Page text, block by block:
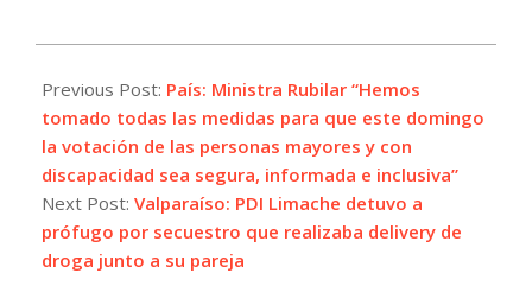
12-
19
Previous Post: País: Ministra Rubilar “Hemos
tomado todas las medidas para que este domingo
la votación de las personas mayores y con
discapacidad sea segura, informada e inclusiva”
Next Post: Valparaíso: PDI Limache detuvo a
prófugo por secuestro que realizaba delivery de
droga junto a su pareja